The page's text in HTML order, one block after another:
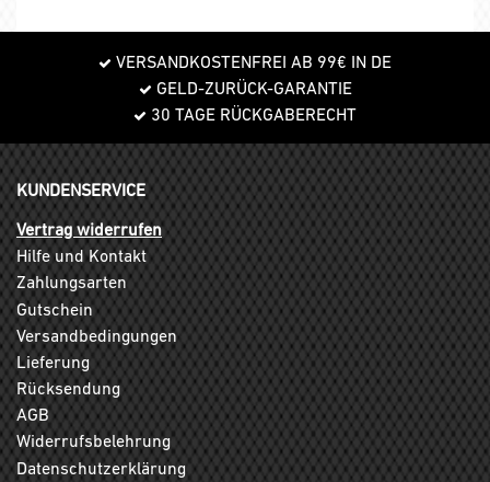
VERSANDKOSTENFREI AB 99€ IN DE
GELD-ZURÜCK-GARANTIE
30 TAGE RÜCKGABERECHT
KUNDENSERVICE
Vertrag widerrufen
Hilfe und Kontakt
Zahlungsarten
Gutschein
Versandbedingungen
Lieferung
Rücksendung
AGB
Widerrufsbelehrung
Datenschutzerklärung